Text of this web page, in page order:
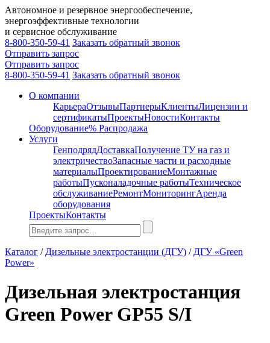
Автономное и резервное энергообеспечение,
энергоэффективные технологии
и сервисное обслуживание
8-800-350-59-41 Заказать обратный звонок
Отправить запрос
Отправить запрос
8-800-350-59-41 Заказать обратный звонок
О компании
КарьераОтзывыПартнерыКлиентыЛицензии и
сертификатыПроектыНовостиКонтакты
Оборудование% Распродажа
Услуги
ГенподрядДоставкаПолучение ТУ на газ и
электричествоЗапасные части и расходные
материалыПроектированиеМонтажные
работыПусконаладочные работыТехническое
обслуживаниеРемонтМониторингАренда
оборудования
ПроектыКонтакты
Каталог / Дизельные электростанции (ДГУ) / ДГУ «Green
Power»
Дизельная электростанция
Green Power GP55 S/I